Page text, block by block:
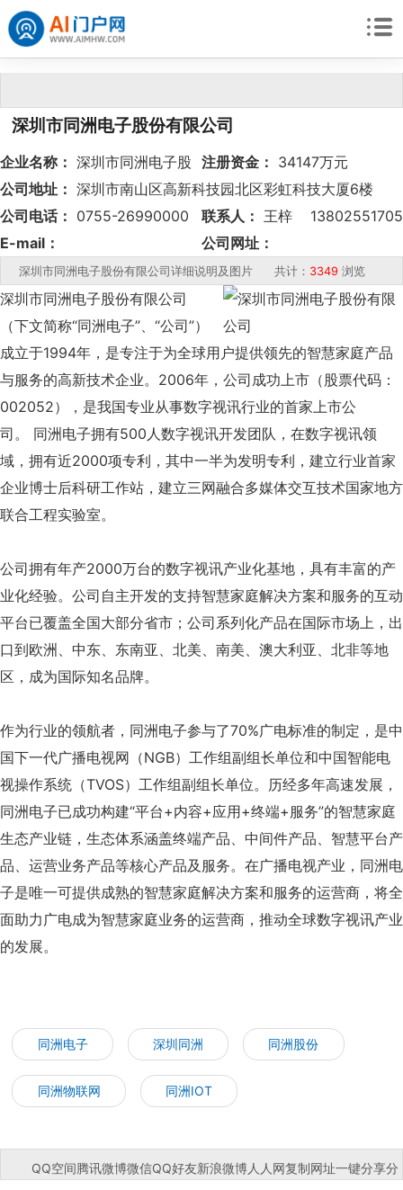
深圳市同洲电子股份有限公司
企业名称： 深圳市同洲电子股
份有限公司
注册资金： 34147万元
公司地址： 深圳市南山区高新科技园北区彩虹科技大厦6楼
公司电话： 0755-26990000 联系人： 王梓 13802551705
E-mail：
wangzi@coship.com
公司网址：
http://www.coship.com
深圳市同洲电子股份有限公司详细说明及图片 共计： 3349 浏览
深圳市同洲电子股份有限公司
（下文简称“同洲电子”、“公司”）
成立于1994年，是专注于为全球用户提供领先的智慧家庭产品
与服务的高新技术企业。2006年，公司成功上市（股票代码：
002052），是我国专业从事数字视讯行业的首家上市公
司。 同洲电子拥有500人数字视讯开发团队，在数字视讯领
域，拥有近2000项专利，其中一半为发明专利，建立行业首家
企业博士后科研工作站，建立三网融合多媒体交互技术国家地方
联合工程实验室。
公司拥有年产2000万台的数字视讯产业化基地，具有丰富的产
业化经验。公司自主开发的支持智慧家庭解决方案和服务的互动
平台已覆盖全国大部分省市；公司系列化产品在国际市场上，出
口到欧洲、中东、东南亚、北美、南美、澳大利亚、北非等地
区，成为国际知名品牌。
作为行业的领航者，同洲电子参与了70%广电标准的制定，是中
国下一代广播电视网（NGB）工作组副组长单位和中国智能电
视操作系统（TVOS）工作组副组长单位。历经多年高速发展，
同洲电子已成功构建“平台+内容+应用+终端+服务”的智慧家庭
生态产业链，生态体系涵盖终端产品、中间件产品、智慧平台产
品、运营业务产品等核心产品及服务。在广播电视产业，同洲电
子是唯一可提供成熟的智慧家庭解决方案和服务的运营商，将全
面助力广电成为智慧家庭业务的运营商，推动全球数字视讯产业
的发展。
同洲电子 深圳同洲 同洲股份
同洲物联网 同洲IOT
QQ空间腾讯微博微信QQ好友新浪微博人人网复制网址一键分享分